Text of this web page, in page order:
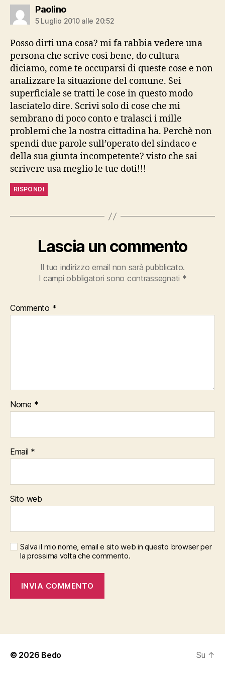
Paolinodice:
5 Luglio 2010 alle 20:52
Posso dirti una cosa? mi fa rabbia vedere una
persona che scrive così bene, do cultura
diciamo, come te occuparsi di queste cose e non
analizzare la situazione del comune. Sei
superficiale se tratti le cose in questo modo
lasciatelo dire. Scrivi solo di cose che mi
sembrano di poco conto e tralasci i mille
problemi che la nostra cittadina ha. Perchè non
spendi due parole sull’operato del sindaco e
della sua giunta incompetente? visto che sai
scrivere usa meglio le tue doti!!!
RISPONDI
Lascia un commento
Il tuo indirizzo email non sarà pubblicato.
I campi obbligatori sono contrassegnati *
Commento *
Nome *
Email *
Sito web
Salva il mio nome, email e sito web in questo browser per
la prossima volta che commento.
© 2026 Bedo Su ↑